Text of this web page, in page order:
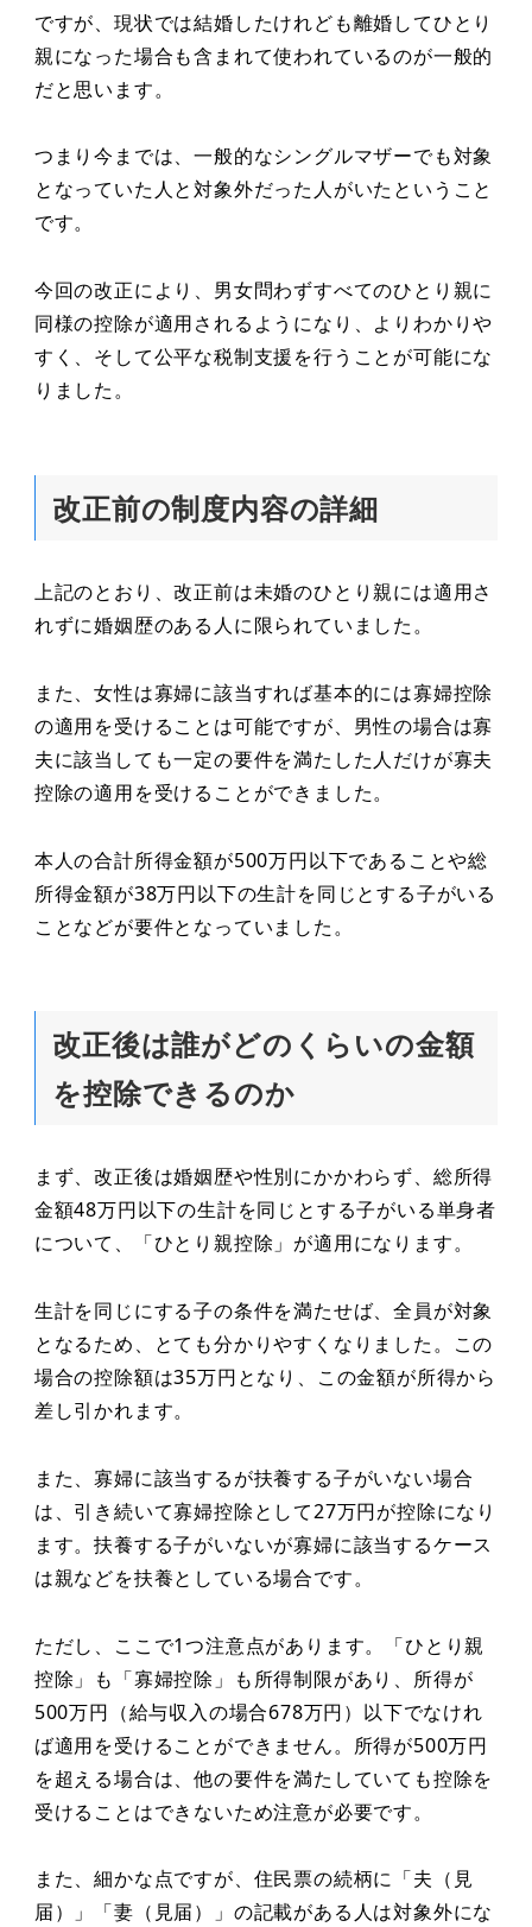
ですが、現状では結婚したけれども離婚してひとり
親になった場合も含まれて使われているのが一般的
だと思います。
つまり今までは、一般的なシングルマザーでも対象
となっていた人と対象外だった人がいたということ
です。
今回の改正により、男女問わずすべてのひとり親に
同様の控除が適用されるようになり、よりわかりや
すく、そして公平な税制支援を行うことが可能にな
りました。
改正前の制度内容の詳細
上記のとおり、改正前は未婚のひとり親には適用さ
れずに婚姻歴のある人に限られていました。
また、女性は寡婦に該当すれば基本的には寡婦控除
の適用を受けることは可能ですが、男性の場合は寡
夫に該当しても一定の要件を満たした人だけが寡夫
控除の適用を受けることができました。
本人の合計所得金額が500万円以下であることや総
所得金額が38万円以下の生計を同じとする子がいる
ことなどが要件となっていました。
改正後は誰がどのくらいの金額
を控除できるのか
まず、改正後は婚姻歴や性別にかかわらず、総所得
金額48万円以下の生計を同じとする子がいる単身者
について、「ひとり親控除」が適用になります。
生計を同じにする子の条件を満たせば、全員が対象
となるため、とても分かりやすくなりました。この
場合の控除額は35万円となり、この金額が所得から
差し引かれます。
また、寡婦に該当するが扶養する子がいない場合
は、引き続いて寡婦控除として27万円が控除になり
ます。扶養する子がいないが寡婦に該当するケース
は親などを扶養としている場合です。
ただし、ここで1つ注意点があります。「ひとり親
控除」も「寡婦控除」も所得制限があり、所得が
500万円（給与収入の場合678万円）以下でなけれ
ば適用を受けることができません。所得が500万円
を超える場合は、他の要件を満たしていても控除を
受けることはできないため注意が必要です。
また、細かな点ですが、住民票の続柄に「夫（見
届）」「妻（見届）」の記載がある人は対象外にな